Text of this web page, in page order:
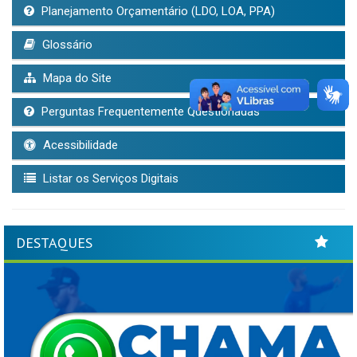
Planejamento Orçamentário (LDO, LOA, PPA)
Glossário
Mapa do Site
Perguntas Frequentemente Questionadas
Acessibilidade
Listar os Serviços Digitais
DESTAQUES